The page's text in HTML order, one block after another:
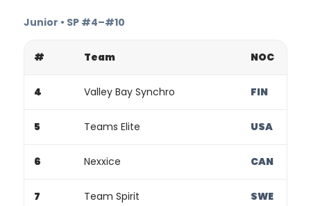
Junior • SP #4–#10
# Team NOC
4 Valley Bay Synchro FIN
5 Teams Elite USA
6 Nexxice CAN
7 Team Spirit SWE